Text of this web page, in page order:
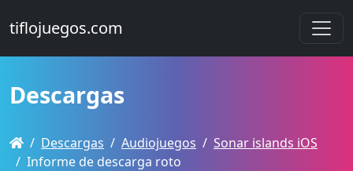
tiflojuegos.com
Descargas
Descargas Audiojuegos
Sonar islands iOS
Informe de descarga roto